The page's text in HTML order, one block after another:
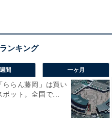
間 一ヶ月
ららん藤岡」は買い
ット。全国で...